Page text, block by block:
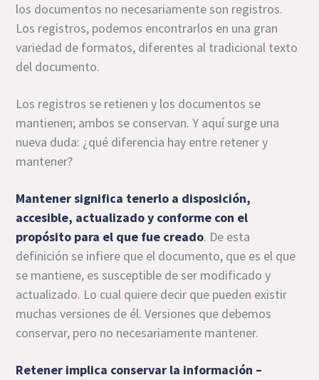
los documentos no necesariamente son registros.
Los registros, podemos encontrarlos en una gran
variedad de formatos, diferentes al tradicional texto
del documento.
Los registros se retienen y los documentos se
mantienen; ambos se conservan. Y aquí surge una
nueva duda: ¿qué diferencia hay entre retener y
mantener?
Mantener significa tenerlo a disposición,
accesible, actualizado y conforme con el
propósito para el que fue creado. De esta
definición se infiere que el documento, que es el que
se mantiene, es susceptible de ser modificado y
actualizado. Lo cual quiere decir que pueden existir
muchas versiones de él. Versiones que debemos
conservar, pero no necesariamente mantener.
Retener implica conservar la información –